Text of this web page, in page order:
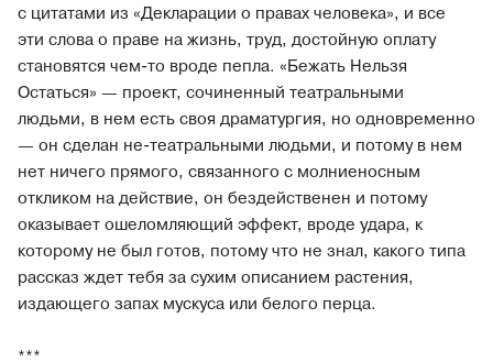
с цитатами из «Декларации о правах человека», и все
эти слова о праве на жизнь, труд, достойную оплату
становятся чем-то вроде пепла. «Бежать Нельзя
Остаться» — проект, сочиненный театральными
людьми, в нем есть своя драматургия, но одновременно
— он сделан не-театральными людьми, и потому в нем
нет ничего прямого, связанного с молниеносным
откликом на действие, он бездейственен и потому
оказывает ошеломляющий эффект, вроде удара, к
которому не был готов, потому что не знал, какого типа
рассказ ждет тебя за сухим описанием растения,
издающего запах мускуса или белого перца.
***